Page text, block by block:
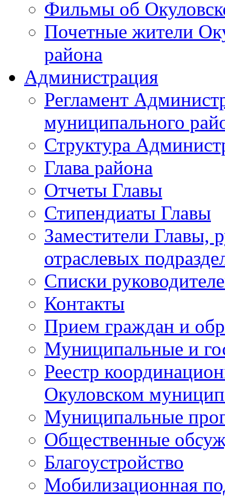
Фильмы об
Почетные жители
района
Администрация
Регламент
муниципального
Структура
Глава района
Отчеты Главы
Стипендиаты Главы
Заместители Главы,
отраслевых
Списки
Контакты
Прием граждан и
Муниципальные и
Реестр
Окуловском
Муниципальные
Общественные
Благоустройство
Мобилизационная